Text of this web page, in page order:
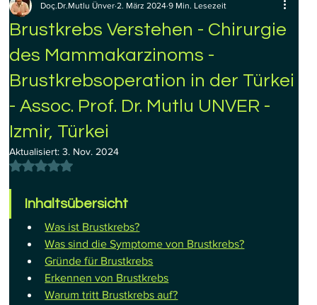
Brustkrebs Verstehen - Chirurgie
des Mammakarzinoms -
Brustkrebsoperation in der Türkei
- Assoc. Prof. Dr. Mutlu UNVER -
Izmir, Türkei
Doç.Dr.Mutlu Ünver 2. März 2024 9 Min. Lesezeit
Aktualisiert:3. Nov. 2024
Mit NaN von 5 Sternen bewertet.
Inhaltsübersicht
Was ist Brustkrebs?
Was sind die Symptome von Brustkrebs?
Gründe für Brustkrebs
Erkennen von Brustkrebs
Warum tritt Brustkrebs auf?